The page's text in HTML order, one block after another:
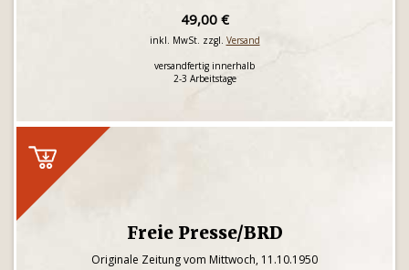
49,00 €
inkl. MwSt. zzgl. Versand
versandfertig innerhalb
2-3 Arbeitstage
Freie Presse/BRD
Originale Zeitung vom Mittwoch, 11.10.1950